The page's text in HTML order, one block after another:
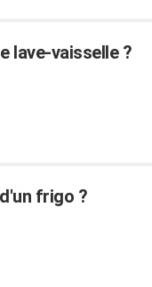
lave-vaisselle ?
frigo ?